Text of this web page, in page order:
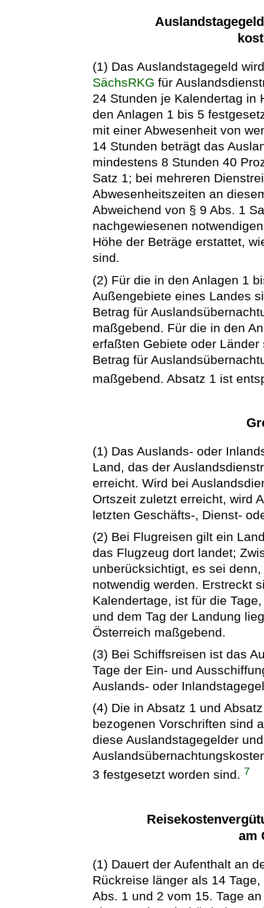
(1) Das Auslandstagegeld
SächsRKG für
24 Stunden je Kalendertag in
den Anlagen 1 bis 5
mit einer Abwesenheit von
14 Stunden beträgt das
mindestens 8 Stunden 40
Satz 1; bei mehreren
Abwesenheitszeiten an
Abweichend von § 9 Abs. 1
nachgewiesenen
Höhe der Beträge erstattet,
sind.
(2) Für die in den Anlagen 1
Außengebiete eines Landes
Betrag für
maßgebend. Für die in den
erfaßten Gebiete oder
Betrag für
maßgebend. Absatz 1 ist
(1) Das Auslands- oder
Land, das der
erreicht. Wird bei
Ortszeit zuletzt erreicht, wird
letzten Geschäfts-, Dienst-
(2) Bei Flugreisen gilt ein
das Flugzeug dort landet;
unberücksichtigt, es sei
notwendig werden. Erstreckt
Kalendertage, ist für die
und dem Tag der Landung
Österreich maßgebend.
(3) Bei Schiffsreisen ist das
Tage der Ein- und
Auslands- oder
(4) Die in Absatz 1 und
bezogenen Vorschriften sind
diese Auslandstagegelder
3 festgesetzt worden sind. 7
am
(1) Dauert der Aufenthalt an
Rückreise länger als 14
Abs. 1 und 2 vom 15. Tage